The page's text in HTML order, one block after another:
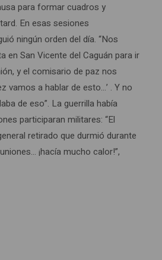
para formar cuadros y
En esas sesiones
ningún orden del día. “Nos
en San Vicente del Caguán para ir
y el comisario de paz nos
vamos a hablar de esto…’ . Y no
de eso”. La guerrilla había
participaran militares: “El
retirado que durmió durante
¡hacía mucho calor!”,